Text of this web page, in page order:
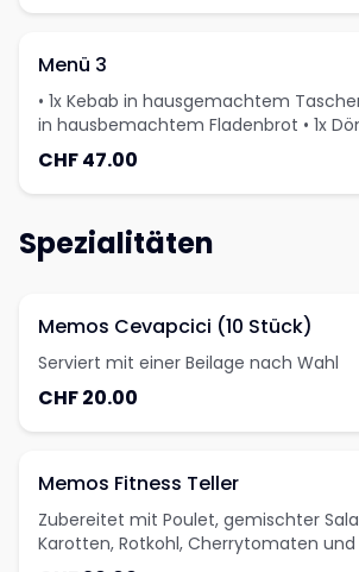
Menü 3
• 1x Kebab in hausgemachtem Taschenbrot •
in hausbemachtem Fladenbrot • 1x Döner Box (gross) •
CHF 47.00
Spezialitäten
Memos Cevapcici (10 Stück)
Serviert mit einer Beilage nach Wahl
CHF 20.00
Memos Fitness Teller
Zubereitet mit Poulet, gemischter
Karotten, Rotkohl, Cherrytomaten
Wahl